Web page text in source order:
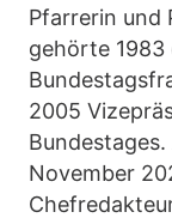
Pfarrerin und
gehörte 1983
2005
November